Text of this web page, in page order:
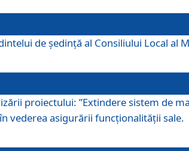
de şedinţă al Consiliului Local
proiectului: ”Extindere sistem de
vederea asigurării funcționalității sale.